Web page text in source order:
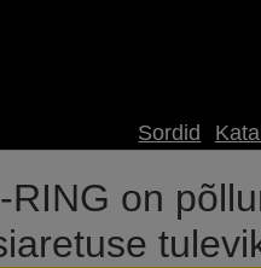
Sordid
RING on